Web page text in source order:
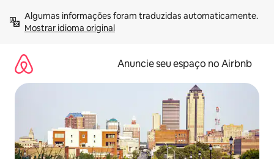
para
Mostrar idioma original
Anuncie seu espaço no Airbnb